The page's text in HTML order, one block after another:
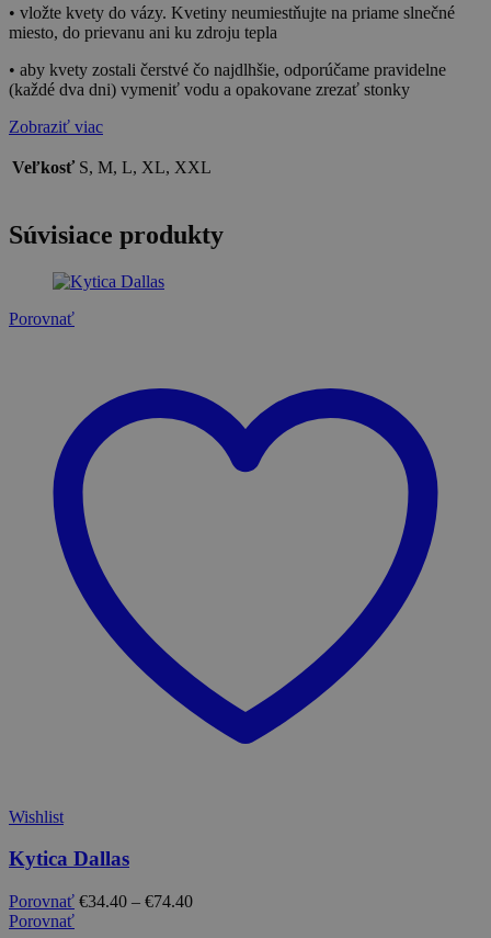
• vložte kvety do vázy. Kvetiny neumiestňujte na priame slnečné
miesto, do prievanu ani ku zdroju tepla
• aby kvety zostali čerstvé čo najdlhšie, odporúčame pravidelne
(každé dva dni) vymeniť vodu a opakovane zrezať stonky
Zobraziť viac
Veľkosť S, M, L, XL, XXL
Súvisiace produkty
Porovnať
Wishlist
Kytica Dallas
Porovnať €34.40 – €74.40
Porovnať